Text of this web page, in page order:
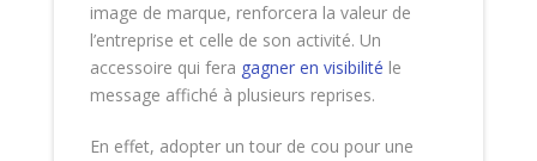
image de marque, renforcera la valeur de
l’entreprise et celle de son activité. Un
accessoire qui fera gagner en visibilité le
message affiché à plusieurs reprises.
En effet, adopter un tour de cou pour une